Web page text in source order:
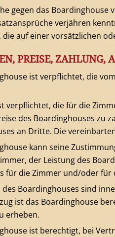
gegen das
verjähren
die auf einer vorsätzlichen
PREISE, ZAHLUNG,
ist verpflichtet, die
verpflichtet, die für die
des Boardinghouses zu
an Dritte. Die
kann seine
der Leistung des
für die Zimmer und/oder
des Boardinghouses sind
ist das Boardinghouse
erheben.
ist berechtigt, bei